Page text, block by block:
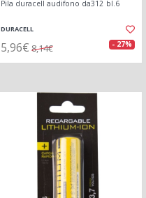
Pila duracell audifono da312 bl.6
DURACELL
5,96€ 8,14€ - 27%